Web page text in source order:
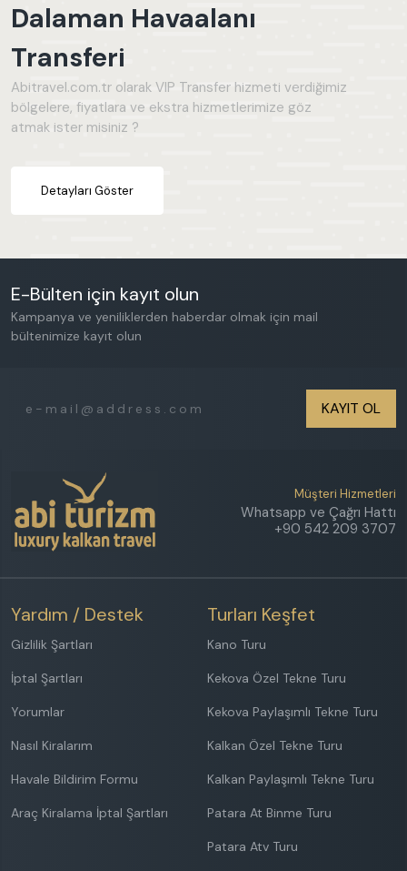
Seydikemer
Dalyan
GENEL ÖZELLIKLER
Jakuzi
Türk Hamamı
Buhar Odası
Balayı Villası
Kapalı Havuz
Isıtmalı Dış Havuz
Havuz Jakuzisi
Geniş Aileye Uygun
Sonuçlarda 3 gün önceki ve sonraki seçenekleride
Dalaman Havaalanı
Transferi
Abitravel.com.tr olarak VIP Transfer hizmeti verdiğimiz
bölgelere, fiyatlara ve ekstra hizmetlerimize göz
atmak ister misiniz ?
Detayları Göster
E-Bülten için kayıt olun
Kampanya ve yeniliklerden haberdar olmak için mail
bültenimize kayıt olun
KAYIT OL
Müşteri Hizmetleri
Whatsapp ve Çağrı Hattı
+90 542 209 3707
Yardım / Destek
Gizlilik Şartları
İptal Şartları
Yorumlar
Nasıl Kiralarım
Havale Bildirim Formu
Araç Kiralama İptal Şartları
Turları Keşfet
Kano Turu
Kekova Özel Tekne Turu
Kekova Paylaşımlı Tekne Turu
Kalkan Özel Tekne Turu
Kalkan Paylaşımlı Tekne Turu
Patara At Binme Turu
Patara Atv Turu